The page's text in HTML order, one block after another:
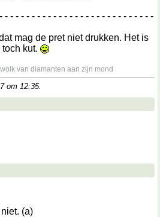
- - - - - - - - - - - - - - - - - - - - - - - - - - - -
mag de pret niet drukken. Het is
kut.
van diamanten aan zijn mond
om 12:35.
(a)